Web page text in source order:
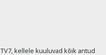
kellele kuuluvad kõik antud